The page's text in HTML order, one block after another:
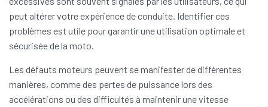
peut altérer votre expérience de conduite. Identifier ces
problèmes est utile pour garantir une utilisation optimale et
sécurisée de la moto.
Les défauts moteurs peuvent se manifester de différentes
manières, comme des pertes de puissance lors des
accélérations ou des difficultés à maintenir une vitesse